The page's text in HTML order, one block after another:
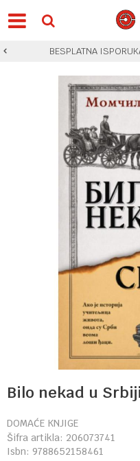
BESPLATNA
Bilo nekad u Srbiji
DOMAĆE KNJIGE
Šifra artikla: 206073741
Isbn: 9788652158461